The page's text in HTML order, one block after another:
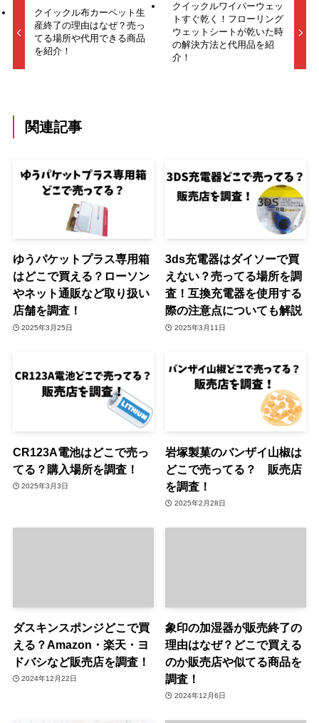
クイックル布カーペット生
産終了の理由はなぜ？売っ
てる場所や代用できる商品
を紹介！
クイックルワイパーウェッ
トすぐ乾く！フローリング
ウェットシートが乾いた時
の解決方法と代用品を紹
介！
関連記事
ゆうパケットプラス専用箱
はどこで買える？ローソン
やネット通販など取り扱い
店舗を調査！
2025年3月25日
3ds充電器はダイソーで買
えない？売ってる場所を調
査！互換充電器を使用する
際の注意点についても解説
2025年3月11日
CR123A電池はどこで売っ
てる？購入場所を調査！
2025年3月3日
岩塚製菓のバンザイ山椒は
どこで売ってる？ 販売店
を調査！
2025年2月28日
ダスキンスポンジどこで買
える？Amazon・楽天・ヨ
ドバシなど販売店を調査！
2024年12月22日
象印の加湿器が販売終了の
理由はなぜ？どこで買える
のか販売店や似てる商品を
調査！
2024年12月6日